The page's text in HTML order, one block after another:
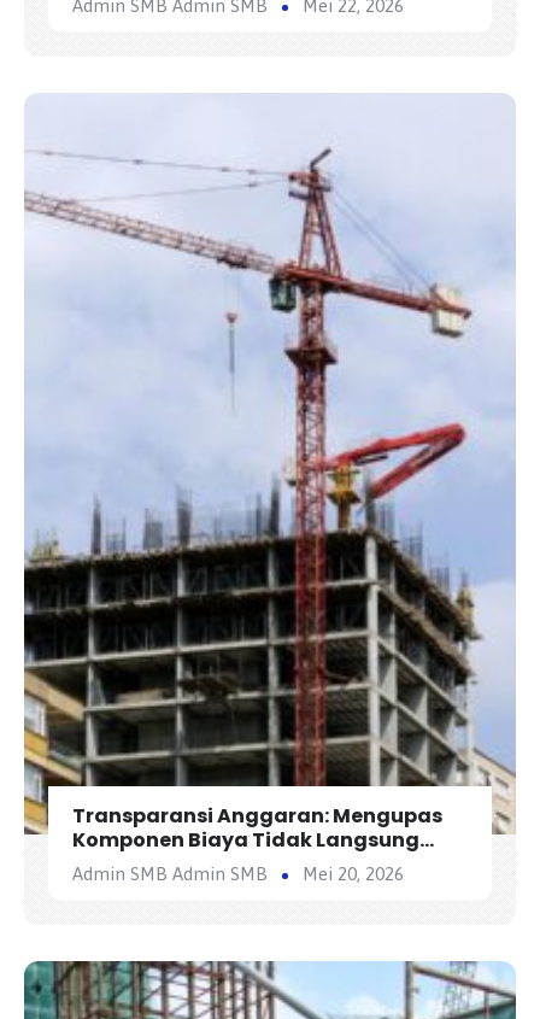
Admin SMB Admin SMB Mei 22, 2026
Transparansi Anggaran: Mengupas
Komponen Biaya Tidak Langsung
(Overhead) dalam AHSP
Admin SMB Admin SMB Mei 20, 2026